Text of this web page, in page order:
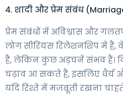
4. शादी और प्रेम संबंध
प्रेम संबंधों में अविश्वास और
लोग सीरियस रिलेशनशिप में
हैं, लेकिन कुछ अड़चनें संभव हैं।
चढ़ाव आ सकते हैं, इसलिए धैर्य
यदि रिश्ते में मजबूती रखना